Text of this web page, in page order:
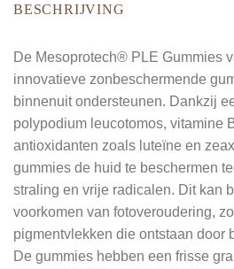
BESCHRIJVING
De Mesoprotech® PLE Gummies
innovatieve zonbeschermende
binnenuit ondersteunen. Dankzij
polypodium leucotomos, vitamine
antioxidanten zoals luteïne en
gummies de huid te beschermen
straling en vrije radicalen. Dit kan
voorkomen van fotoveroudering,
pigmentvlekken die ontstaan door
De gummies hebben een frisse